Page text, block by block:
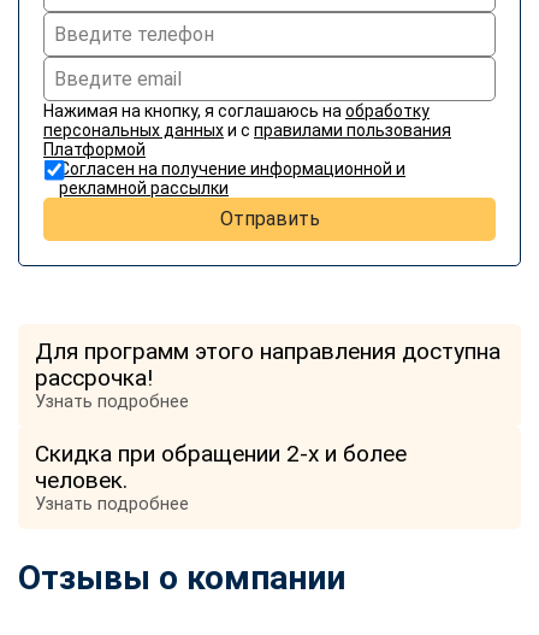
Нажимая на кнопку, я соглашаюсь на обработку
персональных данныхи с правилами пользования
Платформой
Согласен на получение информационной и
рекламной рассылки
Отправить
Для программ этого направления доступна
рассрочка!
Узнать подробнее
Скидка при обращении 2-х и более
человек.
Узнать подробнее
Отзывы о компании
Мессенджеры
Свяжитесь с нами через любой удобный мессенджер!
Telegram
Max